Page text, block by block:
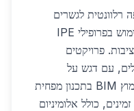
רלוונטית לגשרים
וכבישים, כמו הרחבת כביש 4. שימוש בפרופילי IPE
יציבות. פרויקטים
עם דגש על
בטיחות נגד רעידות. ב-2026, אימוץ BIM בתכנון מפחית
זמינים, כולל אלומיניום